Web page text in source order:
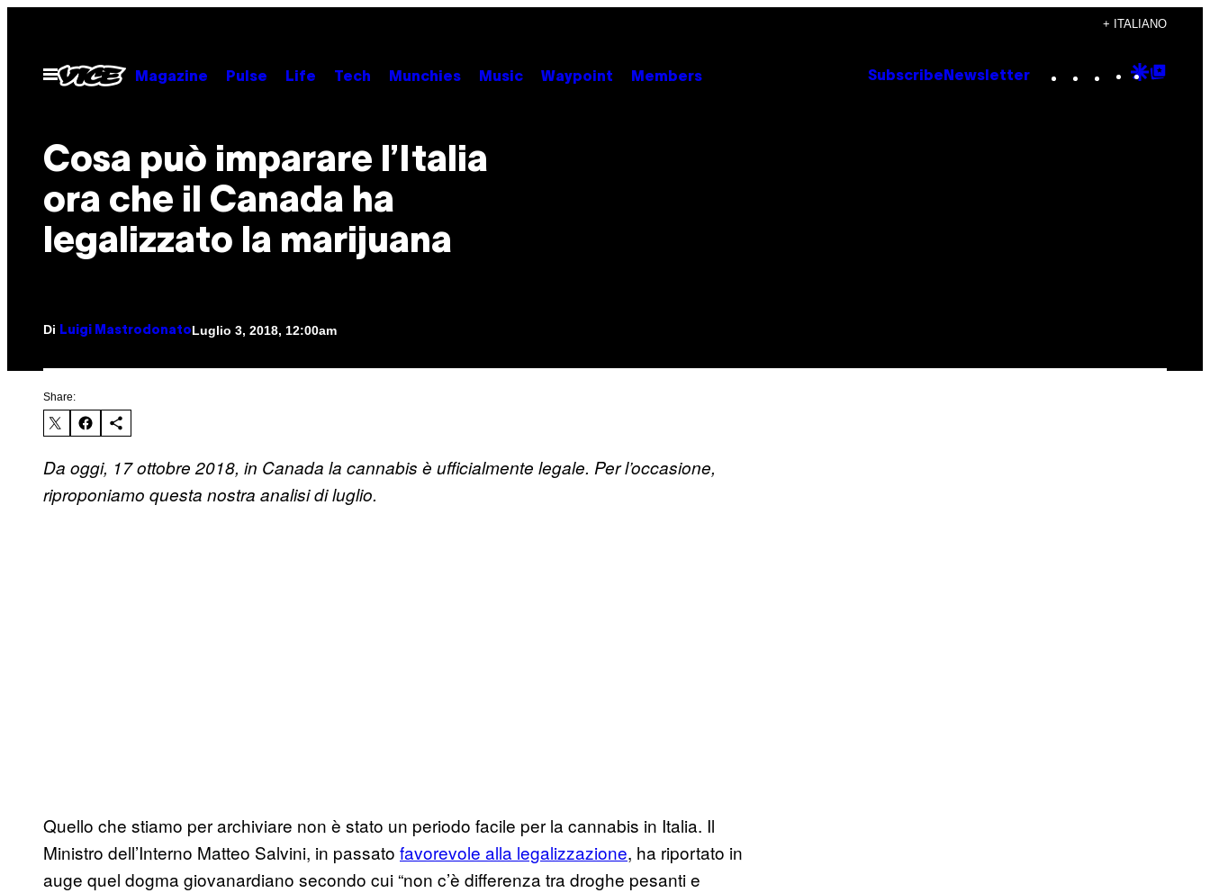
contenuto
+ ITALIANO
Apri
Magazine Pulse Life Tech Munchies Music Waypoint Members Subscribe Newsletter Instagram
TikTok
YouTube
Google
Cosa può imparare l’Italia
ora che il Canada ha
legalizzato la marijuana
Di Luigi MastrodonatoLuglio 3, 2018, 12:00am
Share:
Da oggi, 17 ottobre 2018, in Canada la cannabis è ufficialmente legale. Per l’occasione,
riproponiamo questa nostra analisi di luglio.
Quello che stiamo per archiviare non è stato un periodo facile per la cannabis in Italia. Il
Ministro dell’Interno Matteo Salvini, in passato favorevole alla legalizzazione, ha riportato in
auge quel dogma giovanardiano secondo cui “non c’è differenza tra droghe pesanti e